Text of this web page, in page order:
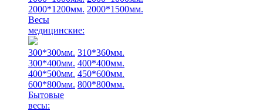
2000*1200мм. 2000*1500мм.
Весы
медицинские:
300*300мм. 310*360мм.
300*400мм. 400*400мм.
400*500мм. 450*600мм.
600*800мм. 800*800мм.
Бытовые
весы: